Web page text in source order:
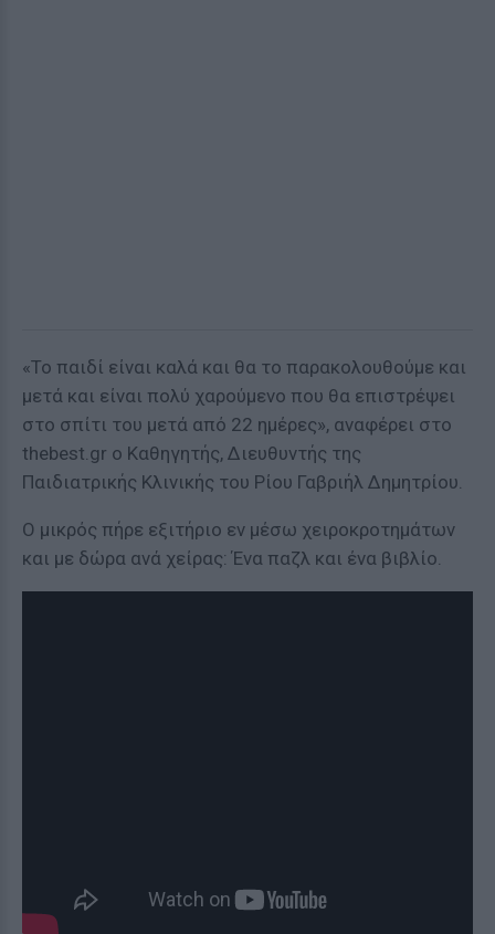
«Το παιδί είναι καλά και θα το παρακολουθούμε και
μετά και είναι πολύ χαρούμενο που θα επιστρέψει
στο σπίτι του μετά από 22 ημέρες», αναφέρει στο
thebest.gr o Καθηγητής, Διευθυντής της
Παιδιατρικής Κλινικής του Ρίου Γαβριήλ Δημητρίου.
Ο μικρός πήρε εξιτήριο εν μέσω χειροκροτημάτων
και με δώρα ανά χείρας: Ένα παζλ και ένα βιβλίο.